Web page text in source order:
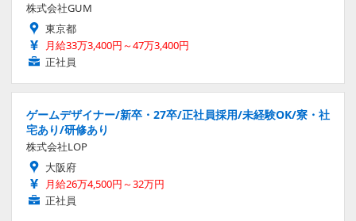
株式会社GUM
東京都
月給33万3,400円～47万3,400円
正社員
ゲームデザイナー/新卒・27卒/正社員採用/未経験OK/寮・社
宅あり/研修あり
株式会社LOP
大阪府
月給26万4,500円～32万円
正社員